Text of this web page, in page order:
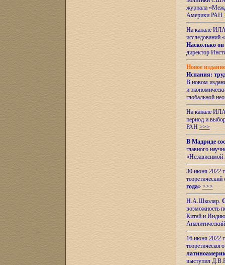
журнала
Америки РАН
На канале ИЛА
исследований «
Насколько он
директор
Новое
Испания:
В новом
и
глобальной
На канале
период и
РАН >>>
В Мадриде
главного
«Независимой
30 июня 2022
года» >>>
Н.А.Школяр.
возможность
Китай и
16 июня 2022
выступил